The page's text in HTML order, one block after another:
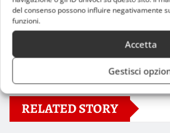
del consenso possono influire negativamente
funzioni.
Accetta
Gestisci
RELATED STORY